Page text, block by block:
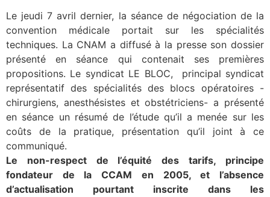
Le jeudi 7 avril dernier, la séance de négociation de la
convention médicale portait sur les spécialités
techniques. La CNAM a diffusé à la presse son dossier
présenté en séance qui contenait ses premières
propositions. Le syndicat LE BLOC, principal syndicat
représentatif des spécialités des blocs opératoires -
chirurgiens, anesthésistes et obstétriciens- a présenté
en séance un résumé de l’étude qu’il a menée sur les
coûts de la pratique, présentation qu’il joint à ce
communiqué.
Le non-respect de l’équité des tarifs, principe
fondateur de la CCAM en 2005, et l’absence
d’actualisation pourtant inscrite dans les